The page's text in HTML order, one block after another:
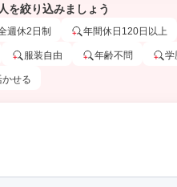
を絞り込みましょう
週休2日制 年間休日120日以上
服装自由 年齢不問 学
せる